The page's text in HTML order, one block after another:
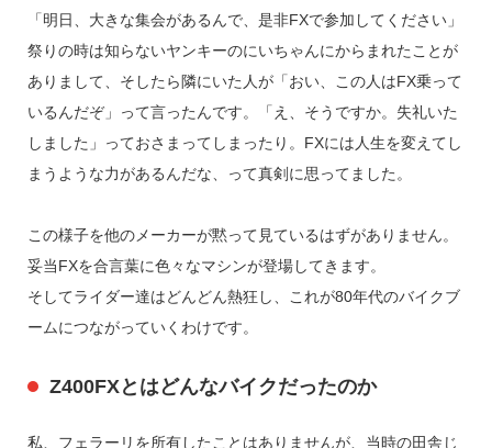
「明日、大きな集会があるんで、是非FXで参加してください」
祭りの時は知らないヤンキーのにいちゃんにからまれたことが
ありまして、そしたら隣にいた人が「おい、この人はFX乗って
いるんだぞ」って言ったんです。「え、そうですか。失礼いた
しました」っておさまってしまったり。FXには人生を変えてし
まうような力があるんだな、って真剣に思ってました。
この様子を他のメーカーが黙って見ているはずがありません。
妥当FXを合言葉に色々なマシンが登場してきます。
そしてライダー達はどんどん熱狂し、これが80年代のバイクブ
ームにつながっていくわけです。
Z400FXとはどんなバイクだったのか
私、フェラーリを所有したことはありませんが、当時の田舎じ